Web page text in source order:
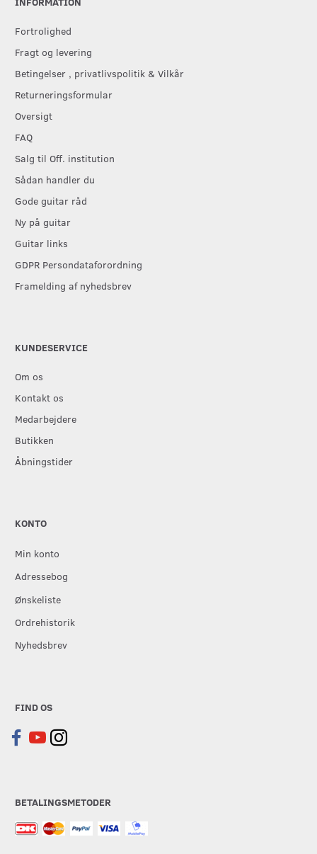
Fortrolighed
Fragt og levering
Betingelser , privatlivspolitik & Vilkår
Returneringsformular
Oversigt
FAQ
Salg til Off. institution
Sådan handler du
Gode guitar råd
Ny på guitar
Guitar links
GDPR Persondataforordning
Framelding af nyhedsbrev
KUNDESERVICE
Om os
Kontakt os
Medarbejdere
Butikken
Åbningstider
KONTO
Min konto
Adressebog
Ønskeliste
Ordrehistorik
Nyhedsbrev
FIND OS
BETALINGSMETODER